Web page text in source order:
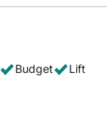
Budget
Lift